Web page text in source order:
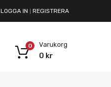
LOGGA IN REGISTRERA
Varukorg
0 kr
0